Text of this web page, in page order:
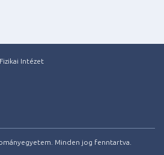
Intézet
Minden jog fenntartva.